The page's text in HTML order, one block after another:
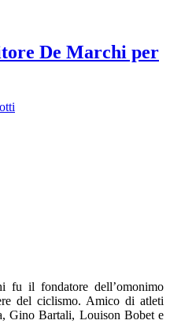
De Marchi per
fu il fondatore dell’omonimo
del ciclismo. Amico di atleti
Gino Bartali, Louison Bobet e